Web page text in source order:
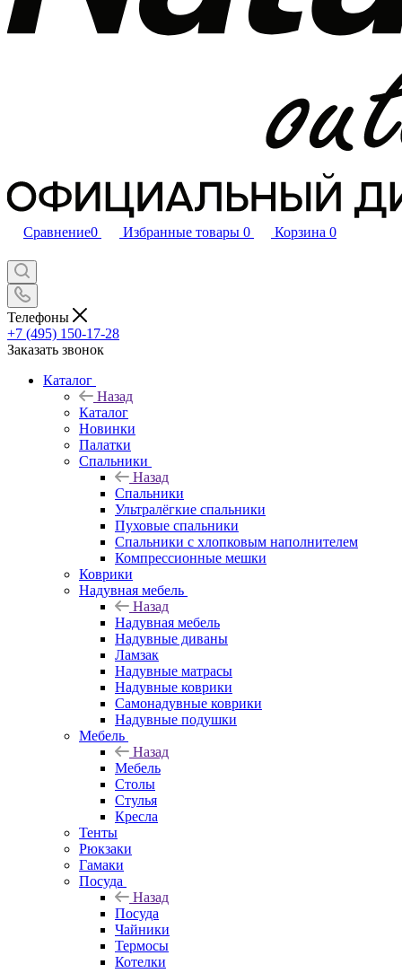
Сравнение0 Избранные товары 0 Корзина 0
Телефоны
+7 (495) 150-17-28
Заказать звонок
Каталог
Назад
Каталог
Новинки
Палатки
Спальники
Назад
Спальники
Ультралёгкие спальники
Пуховые спальники
Спальники с хлопковым наполнителем
Компрессионные мешки
Коврики
Надувная мебель
Назад
Надувная мебель
Надувные диваны
Ламзак
Надувные матрасы
Надувные коврики
Самонадувные коврики
Надувные подушки
Мебель
Назад
Мебель
Столы
Стулья
Кресла
Тенты
Рюкзаки
Гамаки
Посуда
Назад
Посуда
Чайники
Термосы
Котелки